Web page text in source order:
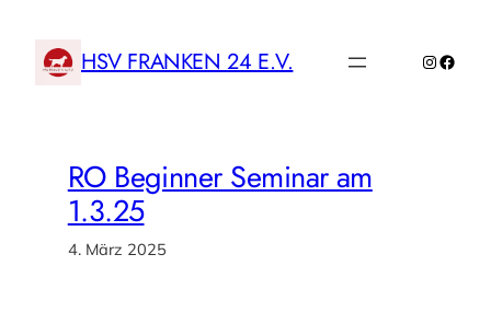
Inhalt
springen HSV FRANKEN 24 E.V.
RO Beginner Seminar am
1.3.25
4. März 2025